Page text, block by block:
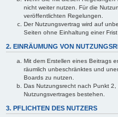
nicht weiter nutzen. Für die
veröffentlichten Regelungen.
Der Nutzungsvertrag wird auf
Seiten ohne Einhaltung einer
2. EINRÄUMUNG VON
Mit dem Erstellen eines Beitrags
räumlich unbeschränktes und
Boards zu nutzen.
Das Nutzungsrecht nach Punkt
Nutzungsvertrages bestehen.
3. PFLICHTEN DES NUTZERS